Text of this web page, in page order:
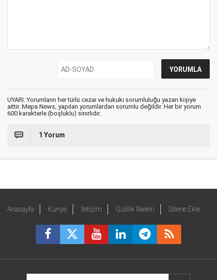
UYARI: Yorumların her türlü cezai ve hukuki sorumluluğu yazan kişiye
aittir. Mepa News, yapılan yorumlardan sorumlu değildir. Her bir yorum
600 karakterle (boşluklu) sınırlıdır.
1 Yorum
Anasayfa Künye İletişim Gizlilik İlkeleri Sitene Ekle